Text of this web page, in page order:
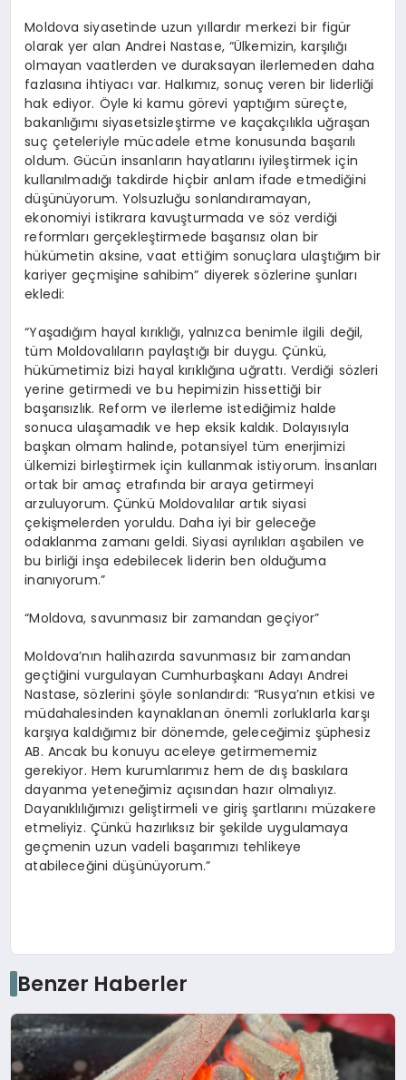
Moldova siyasetinde uzun yıllardır merkezi bir figür
olarak yer alan Andrei Nastase, “Ülkemizin, karşılığı
olmayan vaatlerden ve duraksayan ilerlemeden daha
fazlasına ihtiyacı var. Halkımız, sonuç veren bir liderliği
hak ediyor. Öyle ki kamu görevi yaptığım süreçte,
bakanlığımı siyasetsizleştirme ve kaçakçılıkla uğraşan
suç çeteleriyle mücadele etme konusunda başarılı
oldum. Gücün insanların hayatlarını iyileştirmek için
kullanılmadığı takdirde hiçbir anlam ifade etmediğini
düşünüyorum. Yolsuzluğu sonlandıramayan,
ekonomiyi istikrara kavuşturmada ve söz verdiği
reformları gerçekleştirmede başarısız olan bir
hükümetin aksine, vaat ettiğim sonuçlara ulaştığım bir
kariyer geçmişine sahibim” diyerek sözlerine şunları
ekledi:
“Yaşadığım hayal kırıklığı, yalnızca benimle ilgili değil,
tüm Moldovalıların paylaştığı bir duygu. Çünkü,
hükümetimiz bizi hayal kırıklığına uğrattı. Verdiği sözleri
yerine getirmedi ve bu hepimizin hissettiği bir
başarısızlık. Reform ve ilerleme istediğimiz halde
sonuca ulaşamadık ve hep eksik kaldık. Dolayısıyla
başkan olmam halinde, potansiyel tüm enerjimizi
ülkemizi birleştirmek için kullanmak istiyorum. İnsanları
ortak bir amaç etrafında bir araya getirmeyi
arzuluyorum. Çünkü Moldovalılar artık siyasi
çekişmelerden yoruldu. Daha iyi bir geleceğe
odaklanma zamanı geldi. Siyasi ayrılıkları aşabilen ve
bu birliği inşa edebilecek liderin ben olduğuma
inanıyorum.”
“Moldova, savunmasız bir zamandan geçiyor”
Moldova’nın halihazırda savunmasız bir zamandan
geçtiğini vurgulayan Cumhurbaşkanı Adayı Andrei
Nastase, sözlerini şöyle sonlandırdı: “Rusya’nın etkisi ve
müdahalesinden kaynaklanan önemli zorluklarla karşı
karşıya kaldığımız bir dönemde, geleceğimiz şüphesiz
AB. Ancak bu konuyu aceleye getirmememiz
gerekiyor. Hem kurumlarımız hem de dış baskılara
dayanma yeteneğimiz açısından hazır olmalıyız.
Dayanıklılığımızı geliştirmeli ve giriş şartlarını müzakere
etmeliyiz. Çünkü hazırlıksız bir şekilde uygulamaya
geçmenin uzun vadeli başarımızı tehlikeye
atabileceğini düşünüyorum.”
Benzer Haberler